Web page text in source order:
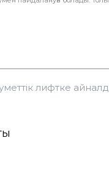
лифтке